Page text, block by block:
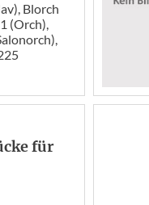
Blorch
(Orch),
für